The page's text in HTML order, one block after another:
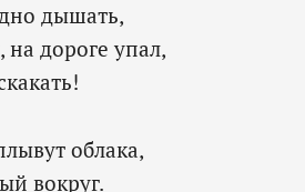
дышать,
дороге упал,
облака,
вокруг.